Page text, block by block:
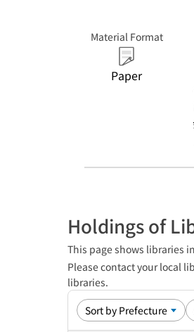
Material Format
Paper
Holdings of
This page shows libraries
Please contact your local
libraries.